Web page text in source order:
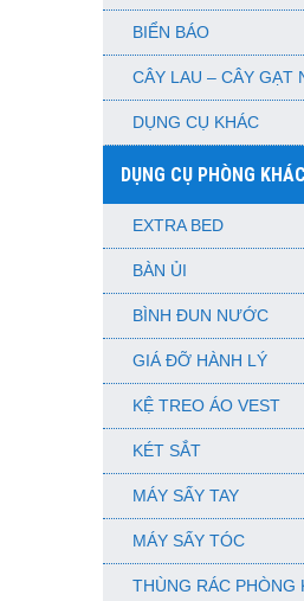
BIỂN BÁO
CÂY LAU – CÂY GẠT
DỤNG CỤ KHÁC
DỤNG CỤ PHÒNG
EXTRA BED
BÀN ỦI
BÌNH ĐUN NƯỚC
GIÁ ĐỠ HÀNH LÝ
KỆ TREO ÁO VEST
KÉT SẮT
MÁY SẤY TAY
MÁY SẤY TÓC
THÙNG RÁC PHÒNG